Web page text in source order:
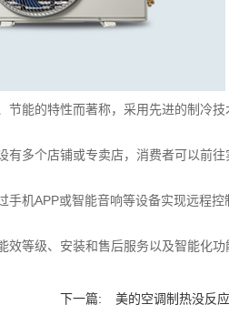
节能的特性而著称，采用先进的制冷
有多个店铺或专卖店，消费者可以前
手机APP或智能音响等设备实现远程
等级、安装和售后服务以及智能化
下一篇: 美的空调制热没反